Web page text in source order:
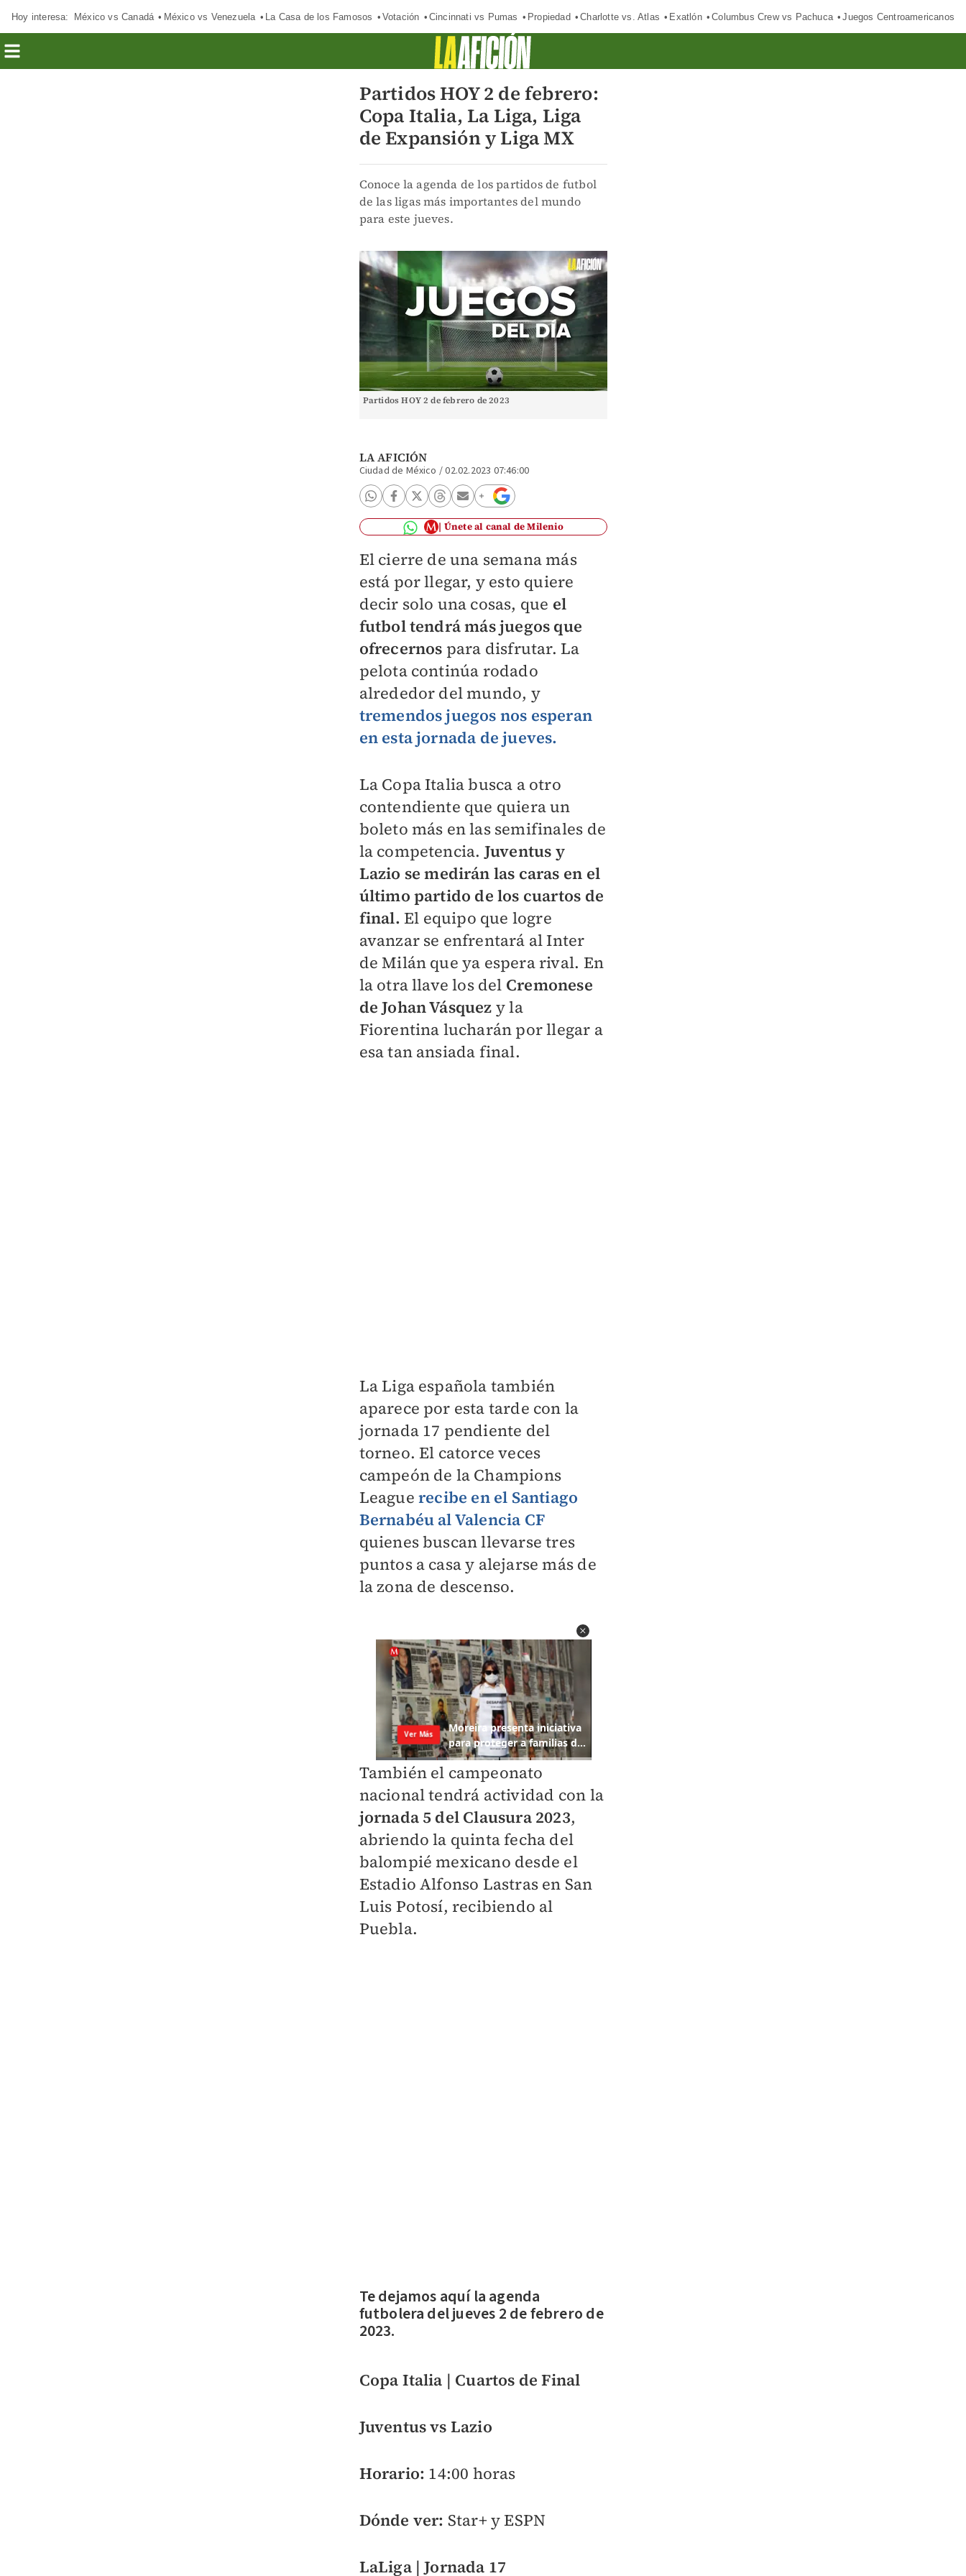
Hoy interesa: México vs Canadá México vs Venezuela La Casa de los Famosos Votación Cincinnati vs Pumas Propiedad Charlotte vs. Atlas Exatlón Columbus Crew vs Pachuca Juegos Centroamericanos
Partidos HOY 2 de febrero:
Copa Italia, La Liga, Liga
de Expansión y Liga MX
Conoce la agenda de los partidos de futbol
de las ligas más importantes del mundo
para este jueves.
Partidos HOY 2 de febrero de 2023
LA AFICIÓN
Ciudad de México /02.02.2023 07:46:00
Únete al canal de Milenio
El cierre de una semana más
está por llegar, y esto quiere
decir solo una cosas, que el
futbol tendrá más juegos que
ofrecernos para disfrutar. La
pelota continúa rodado
alrededor del mundo, y
tremendos juegos nos esperan
en esta jornada de jueves.
La Copa Italia busca a otro
contendiente que quiera un
boleto más en las semifinales de
la competencia. Juventus y
Lazio se medirán las caras en el
último partido de los cuartos de
final. El equipo que logre
avanzar se enfrentará al Inter
de Milán que ya espera rival. En
la otra llave los del Cremonese
de Johan Vásquez y la
Fiorentina lucharán por llegar a
esa tan ansiada final.
La Liga española también
aparece por esta tarde con la
jornada 17 pendiente del
torneo. El catorce veces
campeón de la Champions
League recibe en el Santiago
Bernabéu al Valencia CF
quienes buscan llevarse tres
puntos a casa y alejarse más de
la zona de descenso.
También el campeonato
nacional tendrá actividad con la
jornada 5 del Clausura 2023,
abriendo la quinta fecha del
balompié mexicano desde el
Estadio Alfonso Lastras en San
Luis Potosí, recibiendo al
Puebla.
Te dejamos aquí la agenda
futbolera del jueves 2 de febrero de
2023.
Copa Italia | Cuartos de Final
Juventus vs Lazio
Horario: 14:00 horas
Dónde ver: Star+ y ESPN
LaLiga | Jornada 17